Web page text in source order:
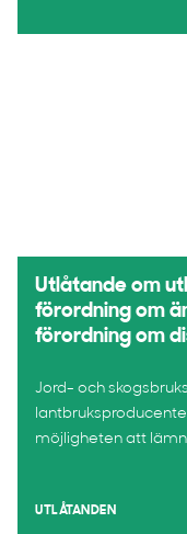
Utlåtande om
förordning om
förordning om
Jord- och
möjligheten att
UTLÅTANDEN